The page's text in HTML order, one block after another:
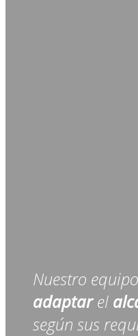
Nuestro
adaptarel
según sus